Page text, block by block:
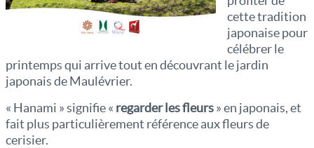
cette tradition
japonaise pour
célébrer le
printemps qui arrive tout en découvrant le jardin
japonais de Maulévrier.
« Hanami » signifie « regarder les fleurs» en japonais, et
fait plus particulièrement référence aux fleurs de
cerisier.